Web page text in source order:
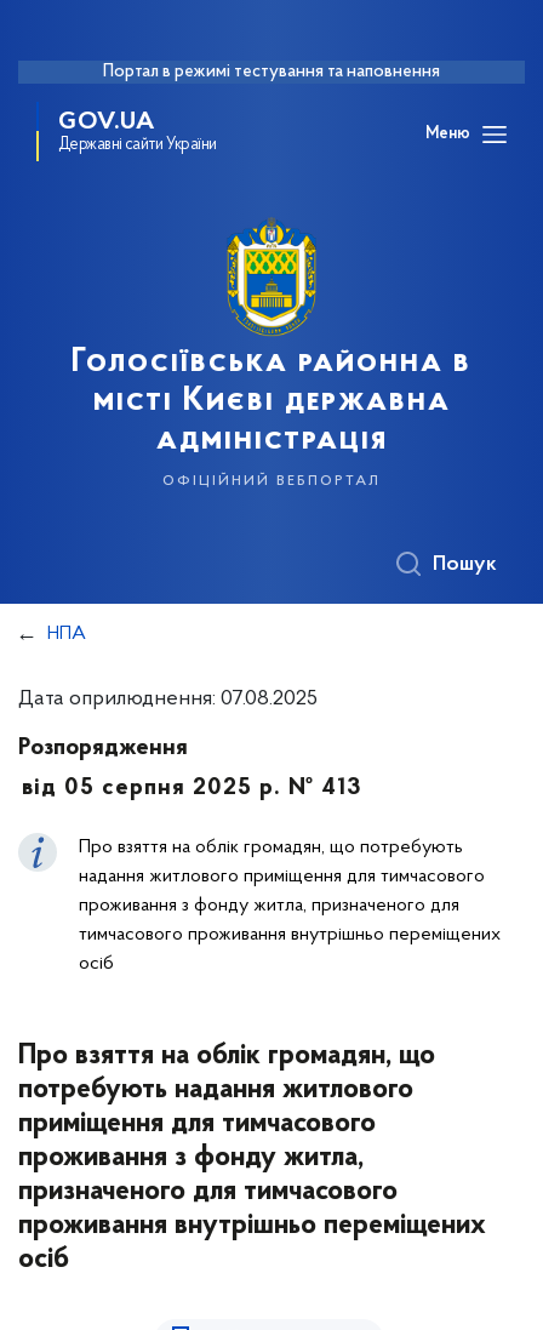
Портал в режимі тестування та наповнення
GOV.UA
Державні сайти України
Меню
Голосіївська районна в
місті Києві державна
адміністрація
офіційний вебпортал
Пошук
НПА
Дата оприлюднення: 07.08.2025
Розпорядження
від 05 серпня 2025 р. № 413
Про взяття на облік громадян, що потребують
надання житлового приміщення для тимчасового
проживання з фонду житла, призначеного для
тимчасового проживання внутрішньо переміщених
осіб
Про взяття на облік громадян, що
потребують надання житлового
приміщення для тимчасового
проживання з фонду житла,
призначеного для тимчасового
проживання внутрішньо переміщених
осіб